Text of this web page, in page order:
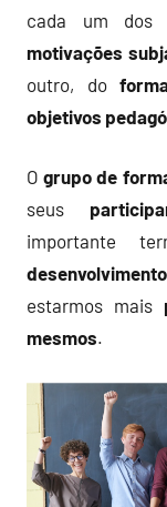
cada um dos
motivações
outro, do
objetivos
Ogrupo de
seus
importante
desenvolvimento
estarmos mais
mesmos.